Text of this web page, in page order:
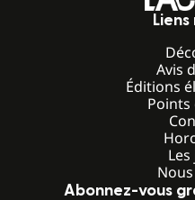
Avis
Éditions
Abonnez-vous